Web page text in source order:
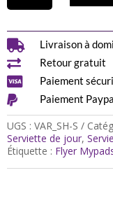
serviettes
lavables
(Gamme
S)
-
Flux
léger
à
moyen
 Livraison à
 Retour gratuit
 Paiement
 Paiement
UGS : VAR_SH-S
Serviette de jour,
Étiquette : Flyer